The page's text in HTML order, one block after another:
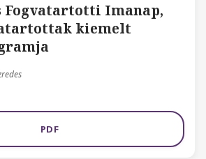
Fogvatartotti Imanap,
kiemelt
PDF